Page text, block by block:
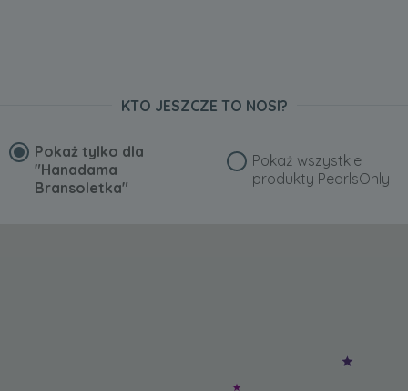
KTO JESZCZE TO NOSI?
Pokaż tylko dla
"Hanadama
Bransoletka"
Pokaż wszystkie
produkty PearlsOnly